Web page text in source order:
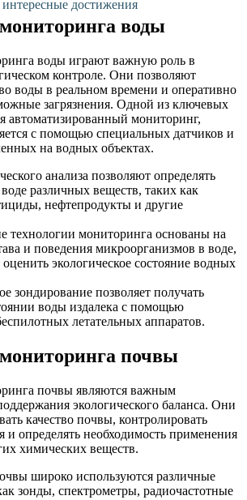
достижения
воды
воды играют важную роль в
контроле. Они позволяют
воды в реальном времени и оперативно
загрязнения. Одной из ключевых
автоматизированный мониторинг,
с помощью специальных датчиков и
на водных объектах.
анализа позволяют определять
различных веществ, таких как
нефтепродукты и другие
технологии мониторинга основаны на
и поведения микроорганизмов в воде,
оценить экологическое состояние водных
зондирование позволяет получать
воды издалека с помощью
летательных аппаратов.
почвы
почвы являются важным
экологического баланса. Они
качество почвы, контролировать
и определять необходимость применения
химических веществ.
широко используются различные
зонды, спектрометры, радиочастотные